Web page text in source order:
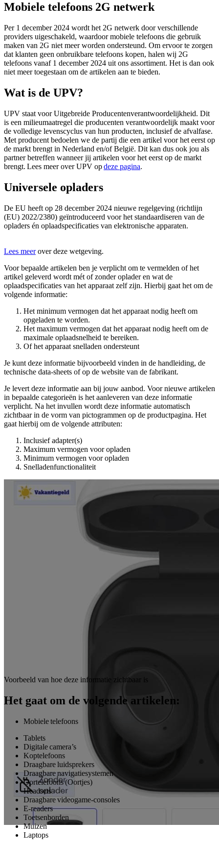
Mobiele telefoons 2G netwerk
Per 1 december 2024 wordt het 2G netwerk door verschillende
providers uigeschakeld, waardoor mobiele telefoons die gebruik
maken van 2G niet meer worden ondersteund. Om ervoor te zorgen
dat klanten geen onbruikbare telefoons kopen, halen wij 2G
telefoons vanaf 1 december 2024 uit ons assortiment. Het is dan ook
niet meer toegestaan om de artikelen aan te bieden.
Wat is de UPV?
UPV staat voor Uitgebreide Producentenverantwoordelijkheid. Dit
is een milieumaatregel die producenten verantwoordelijk maakt voor
de volledige levenscyclus van hun producten, inclusief de afvalfase.
Met producent bedoelen we de partij die een artikel voor het eerst op
de markt brengt in Nederland en/of België. Dit kan dus ook jou als
partner betreffen wanneer jij artikelen voor het eerst op de markt
brengt. Lees meer over UPV opdeze pagina.
Universele opladers
De EU heeft op 28 december 2024 nieuwe regelgeving (richtlijn
(EU) 2022/2380) geïntroduceerd voor het standaardiseren van de
opladers én oplaadspecificaties van elektronische apparaten.
Lees meerover deze wetgeving.
Voor bepaalde artikelen ben je verplicht om te vermelden of het
artikel geleverd wordt mét of zonder oplader en wat de
oplaadspecificaties van het apparaat zelf zijn. Hierbij gaat het om de
volgende informatie:
Het minimum vermogen dat het apparaat nodig heeft om
opgeladen te worden.
Het maximum vermogen dat het apparaat nodig heeft om de
maximale oplaadsnelheid te bereiken.
Of het apparaat snelladen ondersteunt
Je kunt deze informatie bijvoorbeeld vinden in de handleiding, de
technische data-sheets of op de website van de fabrikant.
Je levert deze informatie aan bij jouw aanbod. Voor nieuwe artikelen
in bepaalde categorieën is het aanleveren van deze informatie
verplicht. Na het invullen wordt deze informatie automatisch
zichtbaar in de vorm van pictogrammen op de productpagina. Het
gaat hierbij om de volgende attributen:
Inclusief adapter(s)
Maximum vermogen voor opladen
Minimum vermogen voor opladen
Snelladenfunctionaliteit
Voorbeeld van hoe deze informatie zichtbaar is
Het gaat om de volgende artikelen:
Mobiele telefoons
Tablets
Digitale camera’s
Koptelefoons
Draagbare luidsprekers
Draagbare navigatiesystemen
Oortelefoons (Oortjes)
Headsets
Draagbare videogame-consoles
E-readers
Toetsenborden
Muizen
Laptops